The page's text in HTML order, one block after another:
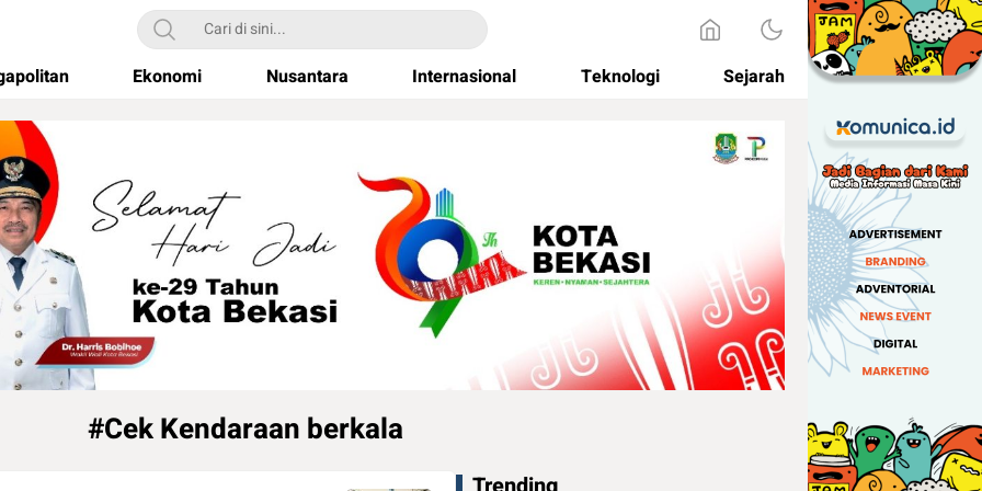
Ekonomi Nusantara Internasional Teknologi Sejarah
#Cek Kendaraan berkala